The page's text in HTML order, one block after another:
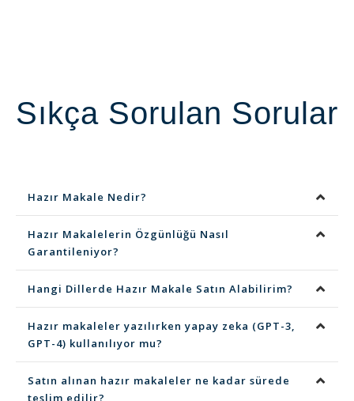
Sıkça Sorulan Sorular
Hazır Makale Nedir?
Hazır Makalelerin Özgünlüğü Nasıl
Garantileniyor?
Hangi Dillerde Hazır Makale Satın Alabilirim?
Hazır makaleler yazılırken yapay zeka (GPT-3,
GPT-4) kullanılıyor mu?
Satın alınan hazır makaleler ne kadar sürede
teslim edilir?